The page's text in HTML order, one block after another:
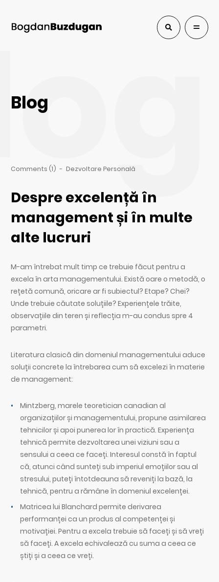
Blog
Comments (1) - Dezvoltare Personală
Despre excelență în
management și în multe
alte lucruri
M-am întrebat mult timp ce trebuie făcut pentru a
excela în arta managementului. Există oare o metodă, o
rețetă comună, oricare ar fi subiectul? Etape? Chei?
Unde trebuie căutate soluțiile? Experiențele trăite,
observațiile din teren și reflecția m-au condus spre 4
parametri.
Literatura clasică din domeniul managementului aduce
soluții concrete la întrebarea cum să excelezi în materie
de management:
Mintzberg, marele teoretician canadian al
organizațiilor și managementului, propune asimilarea
tehnicilor și apoi punerea lor în practică. Experiența
tehnică permite dezvoltarea unei viziuni sau a
sensului a ceea ce faceți. Interesul constă în faptul
că, atunci când sunteți sub imperiul emoțiilor sau al
stresului, puteți întotdeauna să reveniți la bază, la
tehnică, pentru a rămâne în domeniul excelenței.
Matricea lui Blanchard permite derivarea
performanței ca un produs al competenței și
motivației. Pentru a excela trebuie să faceți și să vreți
să faceți. A excela echivalează cu suma a ceea ce
știți și a ceea ce vreți.